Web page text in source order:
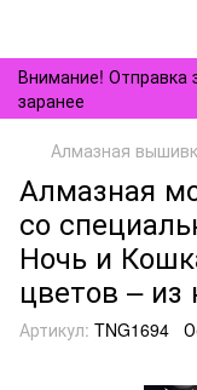
Внимание! Отправка
заранее
Алмазная
Алмазная
со
Ночь и
цветов – из
Артикул: TNG1694